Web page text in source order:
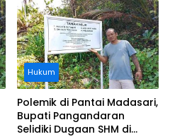
Buruknya Koordinasi
Perusahaan
Hukum
Polemik di Pantai Madasari,
Bupati Pangandaran
Selidiki Dugaan SHM di